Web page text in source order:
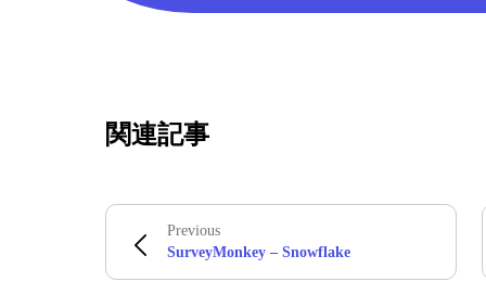
関連記事
Previous
SurveyMonkey – Snowflake